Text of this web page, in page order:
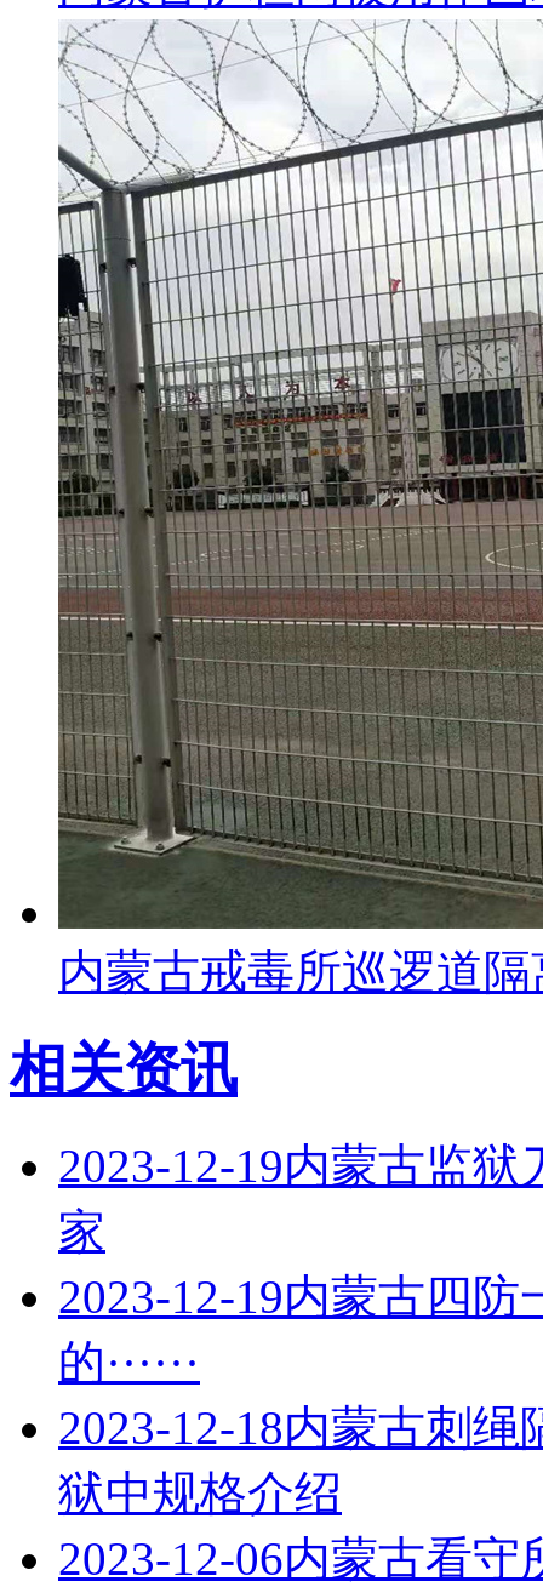
内蒙古戒毒所巡逻道
相关资讯
2023-12-19内蒙古监狱
家
2023-12-19内蒙古四防
的······
2023-12-18内蒙古刺绳
狱中规格介绍
2023-12-06内蒙古看守